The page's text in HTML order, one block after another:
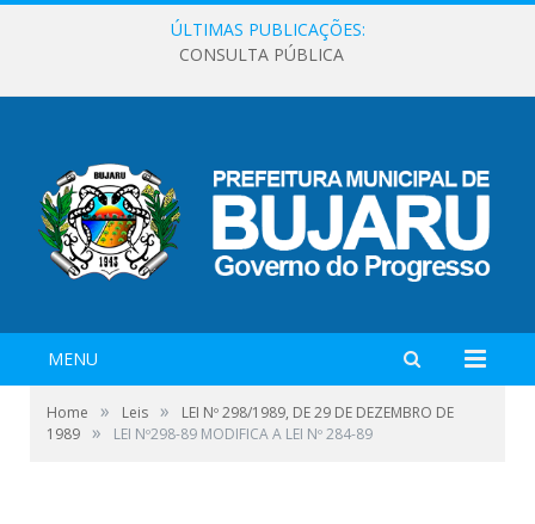
ÚLTIMAS PUBLICAÇÕES:
CONSULTA PÚBLICA
MENU
Home » Leis »
LEI Nº 298/1989, DE 29 DE DEZEMBRO DE
1989 » LEI Nº298-89 MODIFICA A LEI Nº 284-89